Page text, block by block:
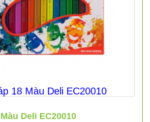
18 Màu Deli EC20010
Deli EC20010